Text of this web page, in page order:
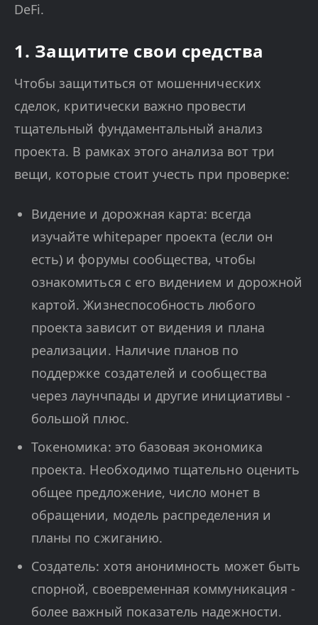
DeFi.
1. Защитите свои средства
Чтобы защититься от мошеннических
сделок, критически важно провести
тщательный фундаментальный анализ
проекта. В рамках этого анализа вот три
вещи, которые стоит учесть при проверке:
Видение и дорожная карта: всегда
изучайте whitepaper проекта (если он
есть) и форумы сообщества, чтобы
ознакомиться с его видением и дорожной
картой. Жизнеспособность любого
проекта зависит от видения и плана
реализации. Наличие планов по
поддержке создателей и сообщества
через лаунчпады и другие инициативы -
большой плюс.
Токеномика: это базовая экономика
проекта. Необходимо тщательно оценить
общее предложение, число монет в
обращении, модель распределения и
планы по сжиганию.
Создатель: хотя анонимность может быть
спорной, своевременная коммуникация -
более важный показатель надежности.